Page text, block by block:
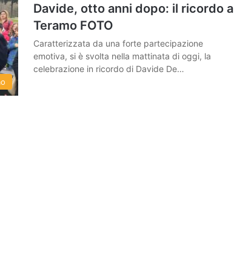
Davide, otto anni dopo: il ricordo a
Teramo FOTO
Caratterizzata da una forte partecipazione
emotiva, si è svolta nella mattinata di oggi, la
celebrazione in ricordo di Davide De…